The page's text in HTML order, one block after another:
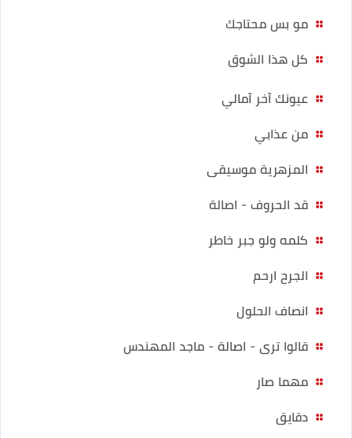
مو بس محتاجك
كل هذا الشوق
عيونك آخر آمالي
من عذابي
المزهرية موسيقى
قد الحروف - اصالة
كلمه ولو جبر خاطر
الجرح ارحم
انصاف الحلول
قالوا ترى - اصالة - ماجد المهندس
مهما صار
دقايق